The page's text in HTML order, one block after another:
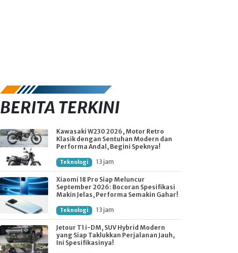
BERITA TERKINI
Kawasaki W230 2026, Motor Retro
Klasik dengan Sentuhan Modern dan
Performa Andal, Begini Speknya!
Teknologi 13 jam
Xiaomi 18 Pro Siap Meluncur
September 2026: Bocoran Spesifikasi
Makin Jelas, Performa Semakin Gahar!
Teknologi 13 jam
Jetour T1 i-DM, SUV Hybrid Modern
yang Siap Taklukkan Perjalanan Jauh,
Ini Spesifikasinya!